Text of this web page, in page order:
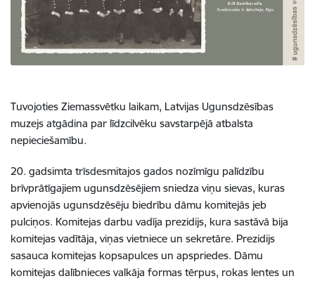
Tuvojoties Ziemassvētku laikam, Latvijas Ugunsdzēsības
muzejs atgādina par līdzcilvēku savstarpējā atbalsta
nepieciešamību.
20. gadsimta trīsdesmitajos gados nozīmīgu palīdzību
brīvprātīgajiem ugunsdzēsējiem sniedza viņu sievas, kuras
apvienojās ugunsdzēsēju biedrību dāmu komitejās jeb
pulciņos. Komitejas darbu vadīja prezidijs, kura sastāvā bija
komitejas vadītāja, viņas vietniece un sekretāre. Prezidijs
sasauca komitejas kopsapulces un apspriedes. Dāmu
komitejas dalībnieces valkāja formas tērpus, rokas lentes un